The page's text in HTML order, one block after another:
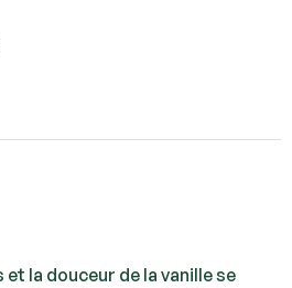
la douceur de la vanille se